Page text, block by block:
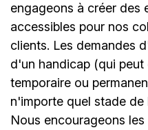
engageons à créer des
accessibles pour nos
clients. Les demandes
d'un handicap (qui peut
temporaire ou
n'importe quel stade
Nous encourageons